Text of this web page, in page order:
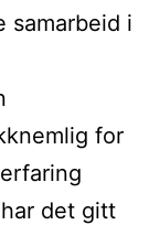
samarbeid i
for
det gitt